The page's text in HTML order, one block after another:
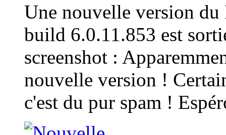
Une nouvelle version du
build 6.0.11.853 est
screenshot :
nouvelle version !
c'est du pur spam !